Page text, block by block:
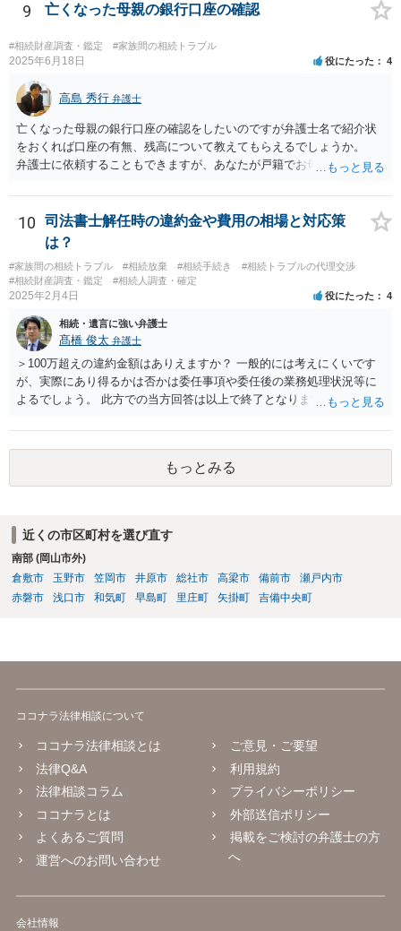
9 亡くなった母親の銀行口座の確認
#相続財産調査・鑑定 #家族間の相続トラブル
2025年6月18日 役にたった 4
高島 秀行 弁護士
亡くなった母親の銀行口座の確認をしたいのですが弁護士名で紹介状
をおくれば口座の有無、残高について教えてもらえるでしょうか。
弁護士に依頼することもできますが、あなたが戸籍でお母さんの相続
高は教えてくれると思います。 自分ではよくわからないということ
であれば、弁護士に相談し依頼されたら良いと思います。
10
司法書士解任時の違約金や費用の相場と対応策
は？
#家族間の相続トラブル #相続放棄 #相続手続き
#相続トラブルの代理交渉
#相続財産調査・鑑定
#相続人調査・確定
2025年2月4日 役にたった 4
相続・遺言に強い弁護士
髙橋 俊太 弁護士
＞100万超えの違約金額はありえますか？ 一般的には考えにくいです
が、実際にあり得るかは否かは委任事項や委任後の業務処理状況等に
よるでしょう。 此方での当方回答は以上で終了となりますが、参考に
もっとみる
近くの市区町村を選び直す
南部 (岡山市外)
倉敷市
玉野市 笠岡市 井原市 総社市 高梁市 備前市
瀬戸内市
赤磐市
浅口市 和気町 早島町 里庄町 矢掛町 吉備中央町
ココナラ法律相談について
ココナラ法律相談とは
法律Q&A
法律相談コラム
ココナラとは
よくあるご質問
運営へのお問い合わせ
ご意見・ご要望
利用規約
プライバシーポリシー
外部送信ポリシー
掲載をご検討の弁護士の方
へ
会社情報